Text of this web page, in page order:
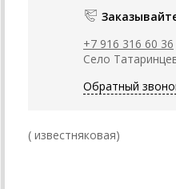
+7 916 316 60 36
Село
Обратный
( известняковая)